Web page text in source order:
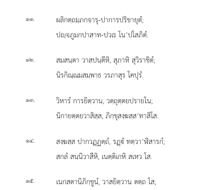
๑๑.
ผลิกตฺถมฺภกจารุ-ปาการปริขายุตํ;
ปฺจภูมกปาสาท-ปวเร โน’ปโสภิตํ.
๑๒.
สมสนฺตา วาสปนฺตีหิ, สุภาหิ สุวิราชิตํ;
นิรกิณฺณมสมฺพาธ วรภาสุร โคปุรํ.
๑๓.
วิหารํ การยิตฺวาน, วตฺถุตฺตยปรายโน;
นิกายตฺตยวาสิสฺส, ภิกฺขุสงฺฆสฺส’ทาสิโส.
๑๔.
สงฺฆสฺส ปากวฏฺฏตฺถํ, รฏฺํ ทตฺวา’ฬิสารกํ;
สกลํ สนฺนิวาสีหิ, เนตฺติเกหิ สเหว โส.
๑๕.
เนกสตานิภิกฺขูนํ, วาสยิตฺวาน ตตฺถ โส;